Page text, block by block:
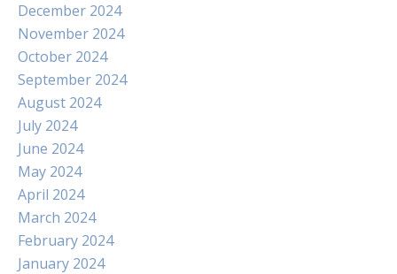
December 2024
November 2024
October 2024
September 2024
August 2024
July 2024
June 2024
May 2024
April 2024
March 2024
February 2024
January 2024